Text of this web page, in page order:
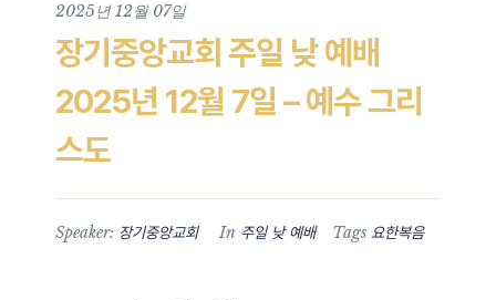
2025년 12월 07일
장기중앙교회 주일 낮 예배
2025년 12월 7일 – 예수 그리
스도
Speaker: 장기중앙교회 In 주일 낮 예배 Tags 요한복음